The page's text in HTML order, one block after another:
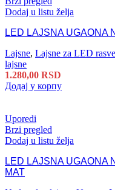
Dodaj u listu želja
LED LAJSNA UGAONA
Lajsne, Lajsne za LED
lajsne
1.280,00 RSD
Додај у корпу
Uporedi
Brzi pregled
Dodaj u listu želja
LED LAJSNA UGAONA
MAT